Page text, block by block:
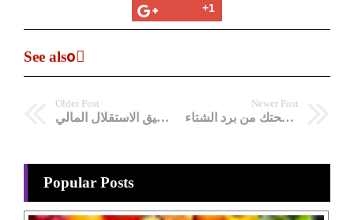
See alsoً
Newer Post
طرق الحفاظ علي صحتك من برد الشتاء
Older Post
استراتيجيات الربح من الإنترنت - الطريق لتحقيق الاستقلال المالي
Popular Posts